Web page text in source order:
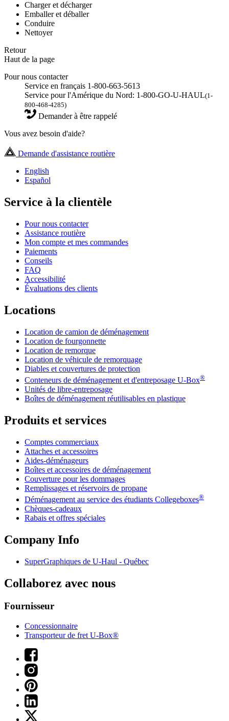
Charger et décharger
Emballer et déballer
Conduire
Nettoyer
Retour
Haut de la page
Pour nous contacter
Service en français 1-800-663-5613
Service pour l'Amérique du Nord: 1-800-GO-U-HAUL(1-
800-468-4285)
Demander à être rappelé
Vous avez besoin d'aide?
Demande d'assistance routière
English
Español
Service à la clientèle
Pour nous contacter
Assistance routière
Mon compte et mes commandes
Paiements
Conseils
FAQ
Accessibilité
Évaluations des clients
Locations
Location de camion de déménagement
Location de fourgonnette
Location de remorque
Location de véhicule de remorquage
Diables et couvertures de protection
Conteneurs de déménagement et d'entreposage U-Box®
Unités de libre-entreposage
Boîtes de déménagement réutilisables en plastique
Produits et services
Comptes commerciaux
Attaches et accessoires
Aides-déménageurs
Boîtes et accessoires de déménagement
Couverture pour les dommages
Remplissages et réservoirs de propane
Déménagement au service des étudiants Collegeboxes®
Chèques-cadeaux
Rabais et offres spéciales
Company Info
SuperGraphiques de U-Haul - Québec
Collaborez avec nous
Fournisseur
Concessionnaire
Transporteur de fret U-Box®